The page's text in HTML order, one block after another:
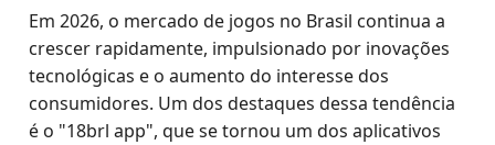
Em 2026, o mercado de jogos no Brasil continua a
crescer rapidamente, impulsionado por inovações
tecnológicas e o aumento do interesse dos
consumidores. Um dos destaques dessa tendência
é o "18brl app", que se tornou um dos aplicativos